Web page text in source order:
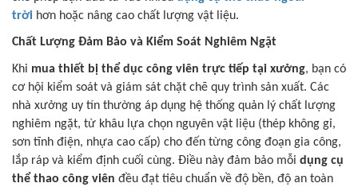
trời hơn hoặc nâng cao chất lượng vật liệu.
Chất Lượng Đảm Bảo và Kiểm Soát Nghiêm Ngặt
Khi mua thiết bị thể dục công viên trực tiếp tại xưởng, bạn có
cơ hội kiểm soát và giám sát chặt chẽ quy trình sản xuất. Các
nhà xưởng uy tín thường áp dụng hệ thống quản lý chất lượng
nghiêm ngặt, từ khâu lựa chọn nguyên vật liệu (thép không gỉ,
sơn tĩnh điện, nhựa cao cấp) cho đến từng công đoạn gia công,
lắp ráp và kiểm định cuối cùng. Điều này đảm bảo mỗi dụng cụ
thể thao công viên đều đạt tiêu chuẩn về độ bền, độ an toàn